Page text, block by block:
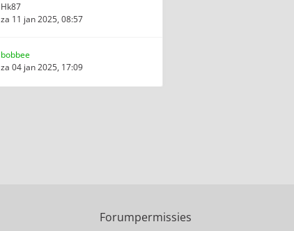
Hk87
za 11 jan 2025, 08:57
bobbee
za 04 jan 2025, 17:09
Forumpermissies